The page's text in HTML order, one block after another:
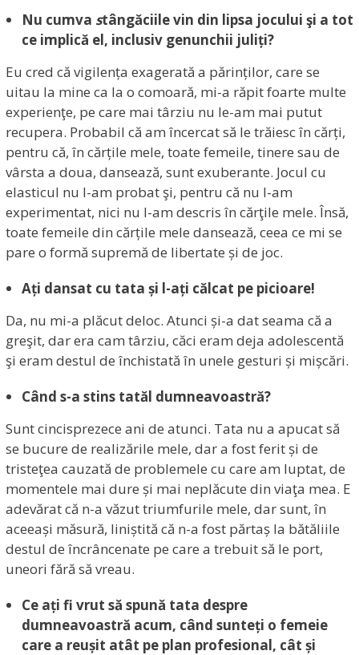
Nu cumva stângăciile vin din lipsa jocului şi a tot
ce implică el, inclusiv genunchii juliți?
Eu cred că vigilența exagerată a părinților, care se
uitau la mine ca la o comoară, mi-a răpit foarte multe
experienţe, pe care mai târziu nu le-am mai putut
recupera. Probabil că am încercat să le trăiesc în cărți,
pentru că, în cărțile mele, toate femeile, tinere sau de
vârsta a doua, dansează, sunt exuberante. Jocul cu
elasticul nu l-am probat şi, pentru că nu l-am
experimentat, nici nu l-am descris în cărţile mele. Însă,
toate femeile din cărțile mele dansează, ceea ce mi se
pare o formă supremă de libertate și de joc.
Ați dansat cu tata și l-ați călcat pe picioare!
Da, nu mi-a plăcut deloc. Atunci și-a dat seama că a
greşit, dar era cam târziu, căci eram deja adolescentă
şi eram destul de închistată în unele gesturi și mișcări.
Când s-a stins tatăl dumneavoastră?
Sunt cincisprezece ani de atunci. Tata nu a apucat să
se bucure de realizările mele, dar a fost ferit și de
tristeţea cauzată de problemele cu care am luptat, de
momentele mai dure și mai neplăcute din viaţa mea. E
adevărat că n-a văzut triumfurile mele, dar sunt, în
aceeași măsură, liniștită că n-a fost părtaș la bătăliile
destul de încrâncenate pe care a trebuit să le port,
uneori fără să vreau.
Ce ați fi vrut să spună tata despre
dumneavoastră acum, când sunteți o femeie
care a reușit atât pe plan profesional, cât și